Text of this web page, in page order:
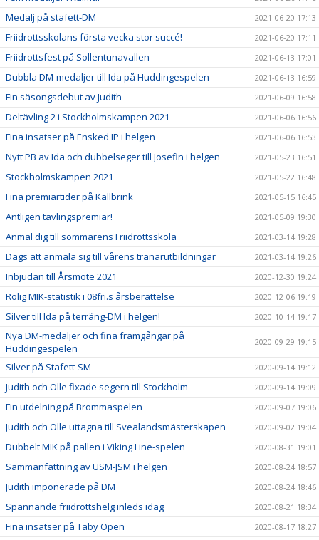
Medalj på stafett-DM 2021-06-20 17:13
Friidrottsskolans första vecka stor succé! 2021-06-20 17:11
Friidrottsfest på Sollentunavallen 2021-06-13 17:01
Dubbla DM-medaljer till Ida på Huddingespelen 2021-06-13 16:59
Fin säsongsdebut av Judith 2021-06-09 16:58
Deltävling 2 i Stockholmskampen 2021 2021-06-06 16:56
Fina insatser på Ensked IP i helgen 2021-06-06 16:53
Nytt PB av Ida och dubbelseger till Josefin i helgen 2021-05-23 16:51
Stockholmskampen 2021 2021-05-22 16:48
Fina premiärtider på Källbrink 2021-05-15 16:45
Äntligen tävlingspremiär! 2021-05-09 19:30
Anmäl dig till sommarens Friidrottsskola 2021-03-14 19:28
Dags att anmäla sig till vårens tränarutbildningar 2021-03-14 19:26
Inbjudan till Årsmöte 2021 2020-12-30 19:24
Rolig MIK-statistik i 08fri.s årsberättelse 2020-12-06 19:19
Silver till Ida på terräng-DM i helgen! 2020-10-14 19:17
Nya DM-medaljer och fina framgångar på
Huddingespelen
2020-09-29 19:15
Silver på Stafett-SM 2020-09-14 19:12
Judith och Olle fixade segern till Stockholm 2020-09-14 19:09
Fin utdelning på Brommaspelen 2020-09-07 19:06
Judith och Olle uttagna till Svealandsmästerskapen 2020-09-02 19:04
Dubbelt MIK på pallen i Viking Line-spelen 2020-08-31 19:01
Sammanfattning av USM-JSM i helgen 2020-08-24 18:57
Judith imponerade på DM 2020-08-24 18:46
Spännande friidrottshelg inleds idag 2020-08-21 18:34
Fina insatser på Täby Open 2020-08-17 18:27